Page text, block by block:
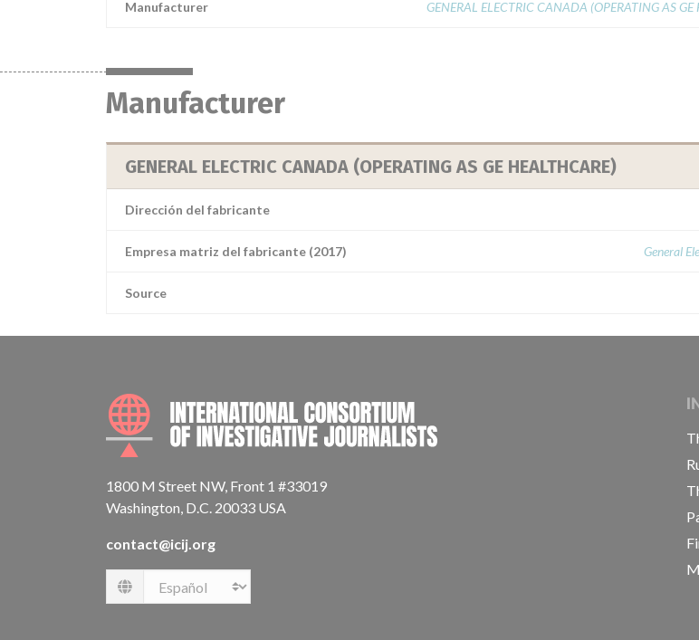
Manufacturer GENERAL ELECTRIC CANADA (OPERATING AS GE
Manufacturer
GENERAL ELECTRIC CANADA (OPERATING AS GE HEALTHCARE)
Dirección del fabricante
Empresa matriz del fabricante (2017) General
Source
INTERNATIONAL CONSORTIUM
1800 M Street NW, Front 1 #33019
Washington, D.C. 20033 USA
contact@icij.org
Language